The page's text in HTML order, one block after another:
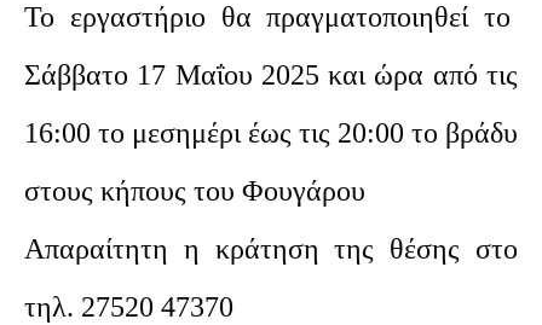
Το εργαστήριο θα πραγματοποιηθεί το
Σάββατο 17 Μαΐου 2025 και ώρα από τις
16:00 το μεσημέρι έως τις 20:00 το βράδυ
στους κήπους του Φουγάρου
Απαραίτητη η κράτηση της θέσης στο
τηλ. 27520 47370